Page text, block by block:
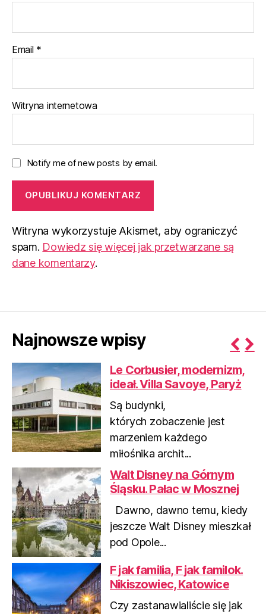
Email *
Witryna internetowa
Notify me of new posts by email.
Witryna wykorzystuje Akismet, aby ograniczyć
spam. Dowiedz się więcej jak przetwarzane są
dane komentarzy.
Najnowsze wpisy
r
e
Le Corbusier, modernizm,
ideał. Villa Savoye, Paryż
Są budynki,
których zobaczenie jest
marzeniem każdego
miłośnika archit...
Walt Disney na Górnym
Śląsku. Pałac w Mosznej
Dawno, dawno temu, kiedy
jeszcze Walt Disney mieszkał
pod Opole...
F jak familia, F jak familok.
Nikiszowiec, Katowice
Czy zastanawialiście się jak